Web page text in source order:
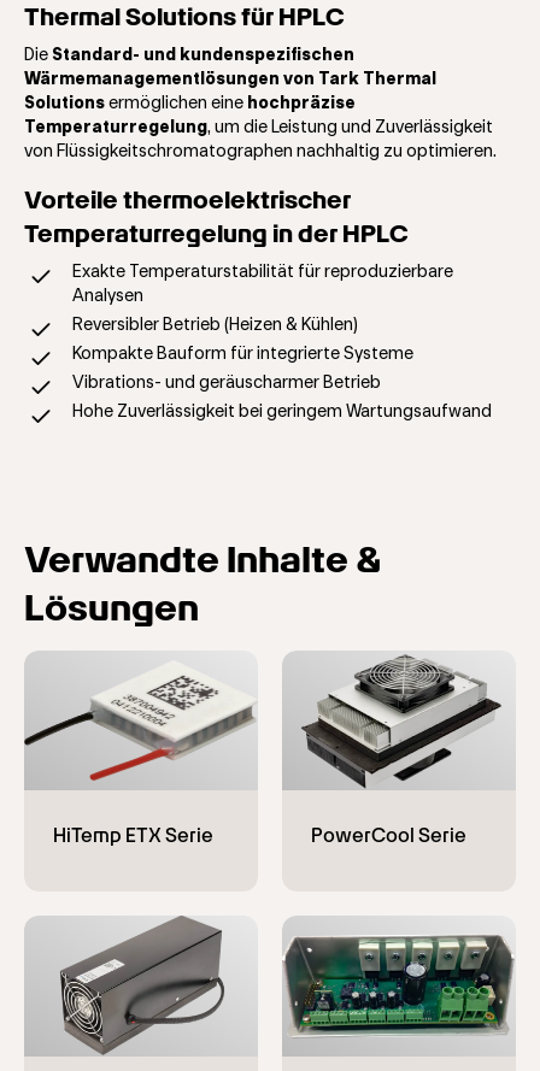
Thermal Solutions für HPLC
Die Standard- und kundenspezifischen
Wärmemanagementlösungen von Tark Thermal
Solutions ermöglichen eine hochpräzise
Temperaturregelung, um die Leistung und Zuverlässigkeit
von Flüssigkeitschromatographen nachhaltig zu optimieren.
Vorteile thermoelektrischer
Temperaturregelung in der HPLC
Exakte Temperaturstabilität für reproduzierbare
Analysen
Reversibler Betrieb (Heizen & Kühlen)
Kompakte Bauform für integrierte Systeme
Vibrations- und geräuscharmer Betrieb
Hohe Zuverlässigkeit bei geringem Wartungsaufwand
Verwandte Inhalte &
Lösungen